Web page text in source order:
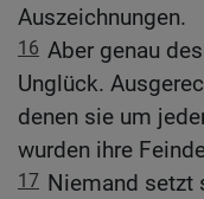
Auszeichnungen.
16 Aber genau
Unglück.
denen sie um
wurden ihre
17 Niemand setzt